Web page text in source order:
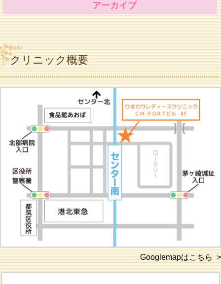
アーカイブ
クリニック概要
Googlemapはこちら >